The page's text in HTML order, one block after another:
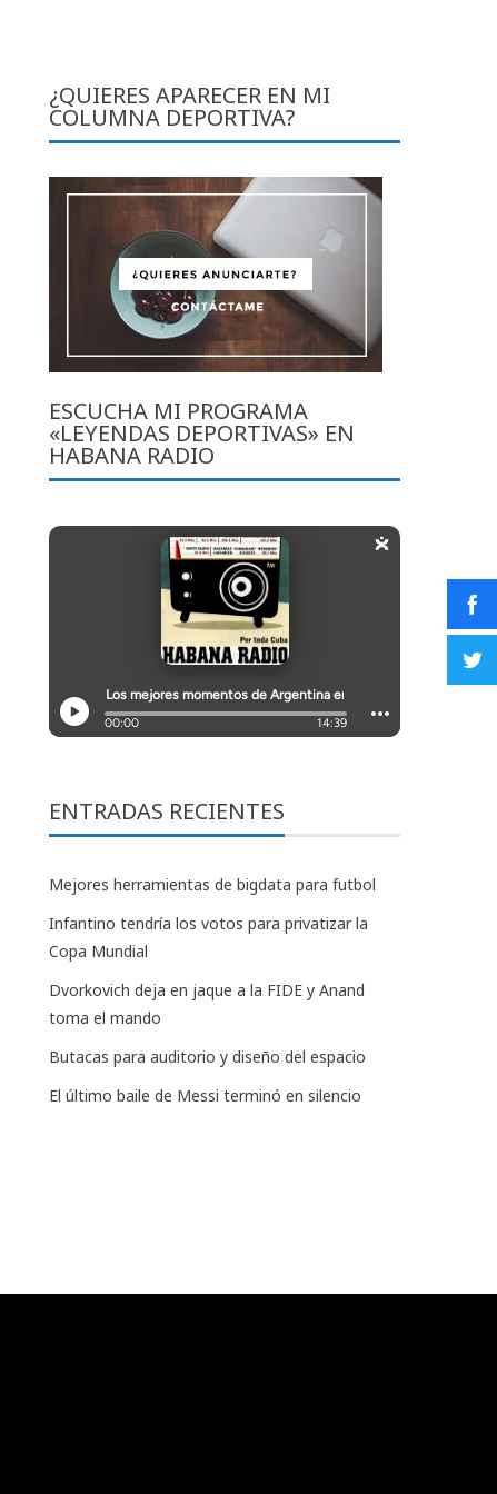
¿QUIERES APARECER EN MI
COLUMNA DEPORTIVA?
ESCUCHA MI PROGRAMA
«LEYENDAS DEPORTIVAS» EN
HABANA RADIO
ENTRADAS RECIENTES
Mejores herramientas de bigdata para futbol
Infantino tendría los votos para privatizar la
Copa Mundial
Dvorkovich deja en jaque a la FIDE y Anand
toma el mando
Butacas para auditorio y diseño del espacio
El último baile de Messi terminó en silencio